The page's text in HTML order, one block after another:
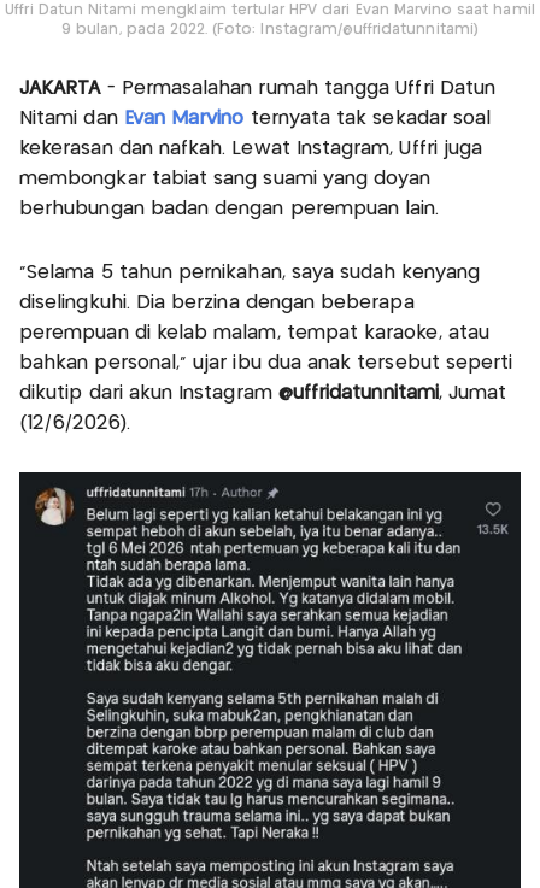
Uffri Datun Nitami mengklaim tertular HPV dari Evan Marvino saat hamil
9 bulan, pada 2022. (Foto: Instagram/@uffridatunnitami)
JAKARTA- Permasalahan rumah tangga Uffri Datun
Nitami dan Evan Marvino ternyata tak sekadar soal
kekerasan dan nafkah. Lewat Instagram, Uffri juga
membongkar tabiat sang suami yang doyan
berhubungan badan dengan perempuan lain.
“Selama 5 tahun pernikahan, saya sudah kenyang
diselingkuhi. Dia berzina dengan beberapa
perempuan di kelab malam, tempat karaoke, atau
bahkan personal,” ujar ibu dua anak tersebut seperti
dikutip dari akun Instagram @uffridatunnitami, Jumat
(12/6/2026).